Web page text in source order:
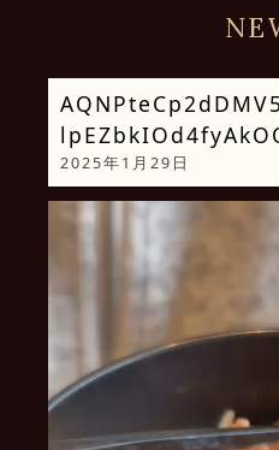
2025年1月29日
ー